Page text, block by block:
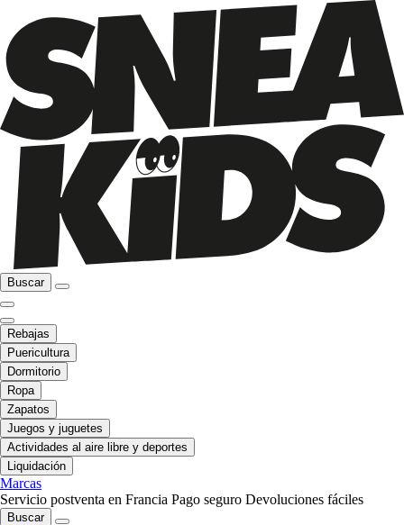
Buscar
Rebajas
Puericultura
Dormitorio
Ropa
Zapatos
Juegos y juguetes
Actividades al aire libre y deportes
Liquidación
Marcas
Servicio postventa en Francia Pago seguro Devoluciones fáciles
Buscar